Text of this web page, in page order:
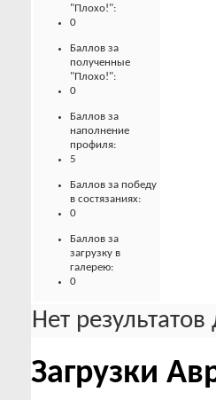
"Плохо!":
0
Баллов за
полученные
"Плохо!":
0
Баллов за
наполнение
профиля:
5
Баллов за победу
в состязаниях:
0
Баллов за
загрузку в
галерею:
0
Нет
Загрузки